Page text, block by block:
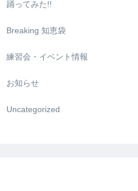
踊ってみた!!
Breaking 知恵袋
練習会・イベント情報
お知らせ
Uncategorized